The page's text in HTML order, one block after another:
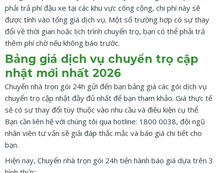
phải trả phí đậu xe tại các khu vực công cộng, chi phí này sẽ
được tính vào tổng giá dịch vụ. Một số trường hợp có sự thay
đổi về thời gian hoặc lịch trình chuyển trọ, bạn có thể phải trả
thêm phí chờ nếu không báo trước.
Bảng giá dịch vụ chuyển trọ cập
nhật mới nhất 2026
Chuyển nhà trọn gói 24h gửi đến bạn bảng giá các gói dịch vụ
chuyển trọ cập nhật đầy đủ nhất để bạn tham khảo. Giá thực tế
sẽ có sự thay đổi tùy thuộc vào nhu cầu và điều kiện cụ thể.
Bạn cần liên hệ với chúng tôi qua hotline: 1800 0038, đội ngũ
nhân viên tư vấn sẽ giải đáp thắc mắc và báo giá chi tiết cho
bạn.
Hiện nay, Chuyển nhà trọn gói 24h tiến hành báo giá dựa trên 3